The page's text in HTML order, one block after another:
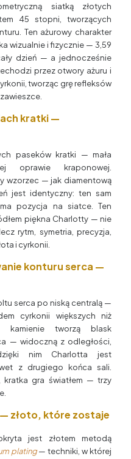
siatką złotych
45 stopni, tworzących
Ten ażurowy charakter
wizualnie i fizycznie — 3,59
dzień — a jednocześnie
przez otwory ażuru i
tworząc grę refleksów
kratki —
paseków kratki — mała
oprawie kraponowej.
wzorzec — jak diamentową
jest identyczny: ten sam
pozycja na siatce. Ten
piękna Charlotty — nie
rytm, symetria, precyzja,
i cyrkonii.
konturu serca —
serca po niską centralą —
cyrkonii większych niż
kamienie tworzą blask
— widoczną z odległości,
nim Charlotta jest
z drugiego końca sali.
kratka gra światłem — trzy
złoto, które zostaje
jest złotem metodą
plating— techniki, w której